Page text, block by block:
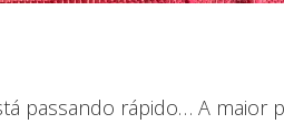
passando rápido… A maior